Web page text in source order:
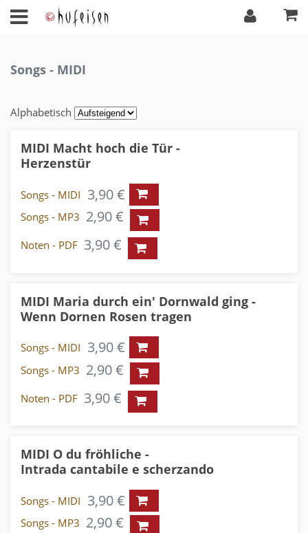
Songs - MIDI
Alphabetisch
MIDI Macht hoch die Tür -
Herzenstür
Songs - MIDI 3,90 €
Songs - MP3 2,90 €
Noten - PDF 3,90 €
MIDI Maria durch ein' Dornwald ging -
Wenn Dornen Rosen tragen
Songs - MIDI 3,90 €
Songs - MP3 2,90 €
Noten - PDF 3,90 €
MIDI O du fröhliche -
Intrada cantabile e scherzando
Songs - MIDI 3,90 €
Songs - MP3 2,90 €